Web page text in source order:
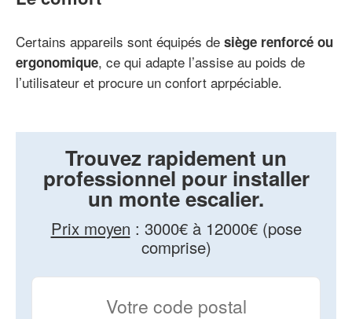
Certains appareils sont équipés de siège renforcé ou
ergonomique, ce qui adapte l’assise au poids de
l’utilisateur et procure un confort aprpéciable.
Trouvez rapidement un
professionnel pour installer
un monte escalier.
Prix moyen : 3000€ à 12000€ (pose
comprise)